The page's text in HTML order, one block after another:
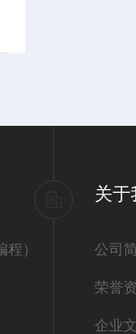
）
关于
公司
荣誉
企业